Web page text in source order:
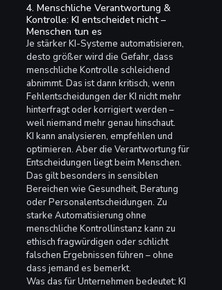
4. Menschliche Verantwortung &
Kontrolle: KI entscheidet nicht –
Menschen tun es
Je stärker KI-Systeme automatisieren,
desto größer wird die Gefahr, dass
menschliche Kontrolle schleichend
abnimmt. Das ist dann kritisch, wenn
Fehlentscheidungen der KI nicht mehr
hinterfragt oder korrigiert werden –
weil niemand mehr genau hinschaut.
KI kann analysieren, empfehlen und
optimieren. Aber die Verantwortung für
Entscheidungen liegt beim Menschen.
Das gilt besonders in sensiblen
Bereichen wie Gesundheit, Beratung
oder Personalentscheidungen. Zu
starke Automatisierung ohne
menschliche Kontrollinstanz kann zu
ethisch fragwürdigen oder schlicht
falschen Ergebnissen führen – ohne
dass jemand es bemerkt.
Was das für Unternehmen bedeutet: KI